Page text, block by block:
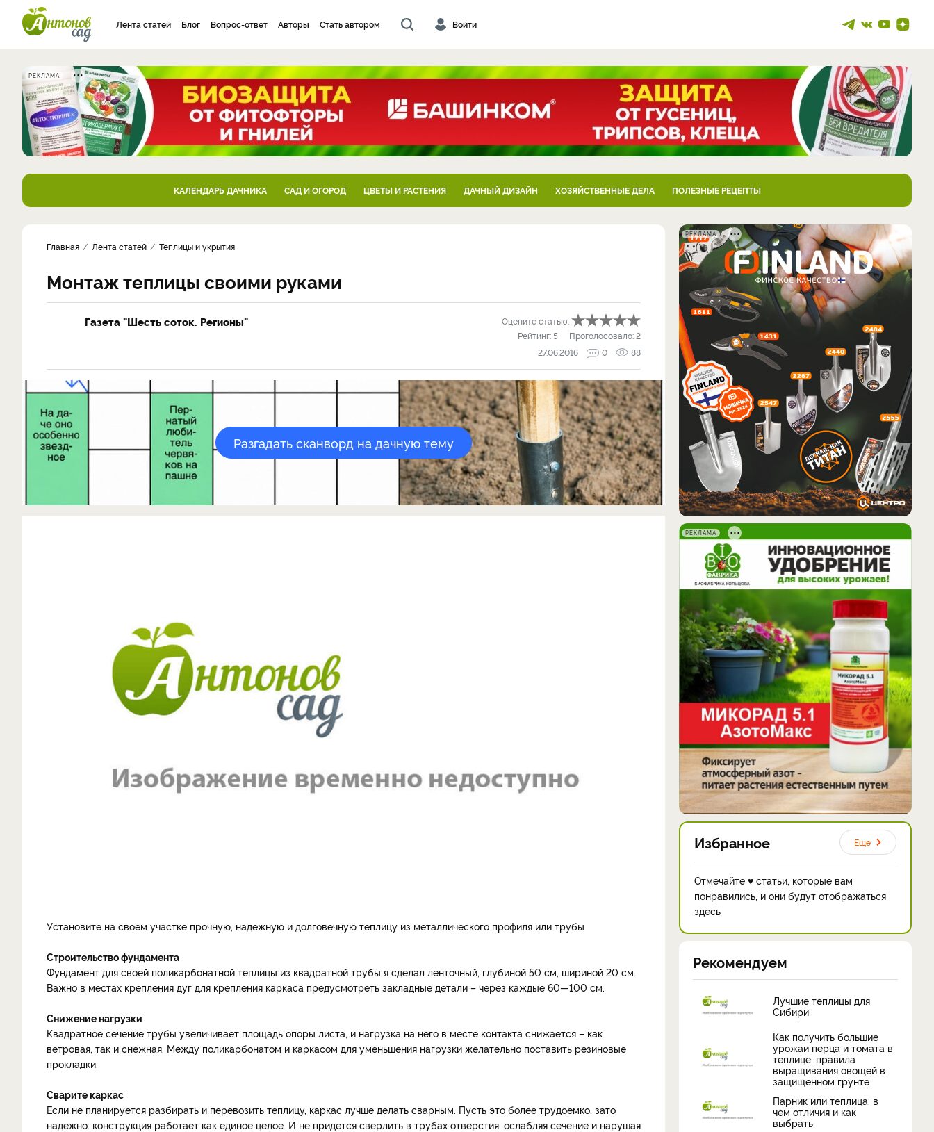
Лента статей Блог Вопрос-ответ Авторы Стать автором Войти
РЕКЛАМА
КАЛЕНДАРЬ ДАЧНИКА САД И ОГОРОД ЦВЕТЫ И РАСТЕНИЯ ДАЧНЫЙ ДИЗАЙН ХОЗЯЙСТВЕННЫЕ ДЕЛА ПОЛЕЗНЫЕ РЕЦЕПТЫ
Главная Лента статей Теплицы и укрытия
Монтаж теплицы своими руками
Газета "Шесть соток. Регионы"
Оцените статью:
Рейтинг:5 Проголосовало:2
27.06.2016
0 88
Разгадать сканворд на дачную тему
Установите на своем участке прочную, надежную и долговечную теплицу из металлического профиля или трубы
Строительство фундамента
Фундамент для своей поликарбонатной теплицы из квадратной трубы я сделал ленточный, глубиной 50 см, шириной 20 см.
Важно в местах крепления дуг для крепления каркаса предусмотреть закладные детали – через каждые 60—100 см.
Снижение нагрузки
Квадратное сечение трубы увеличивает площадь опоры листа, и нагрузка на него в месте контакта снижается – как
ветровая, так и снежная. Между поликарбонатом и каркасом для уменьшения нагрузки желательно поставить резиновые
прокладки.
Сварите каркас
Если не планируется разбирать и перевозить теплицу, каркас лучше делать сварным. Пусть это более трудоемко, зато
надежно: конструкция работает как единое целое. И не придется сверлить в трубах отверстия, ослабляя сечение и нарушая
РЕКЛАМА
РЕКЛАМА
Избранное Еще
Отмечайте ♥ статьи, которые вам
понравились, и они будут отображаться
здесь
Рекомендуем
Лучшие теплицы для
Сибири
Как получить большие
урожаи перца и томата в
теплице: правила
выращивания овощей в
защищенном грунте
Парник или теплица: в
чем отличия и как
выбрать